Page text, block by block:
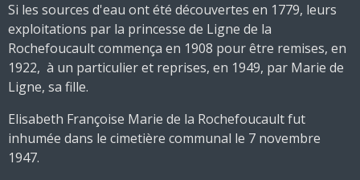
Si les sources d'eau ont été découvertes en 1779, leurs
exploitations par la princesse de Ligne de la
Rochefoucault commença en 1908 pour être remises, en
1922, à un particulier et reprises, en 1949, par Marie de
Ligne, sa fille.
Elisabeth Françoise Marie de la Rochefoucault fut
inhumée dans le cimetière communal le 7 novembre
1947.